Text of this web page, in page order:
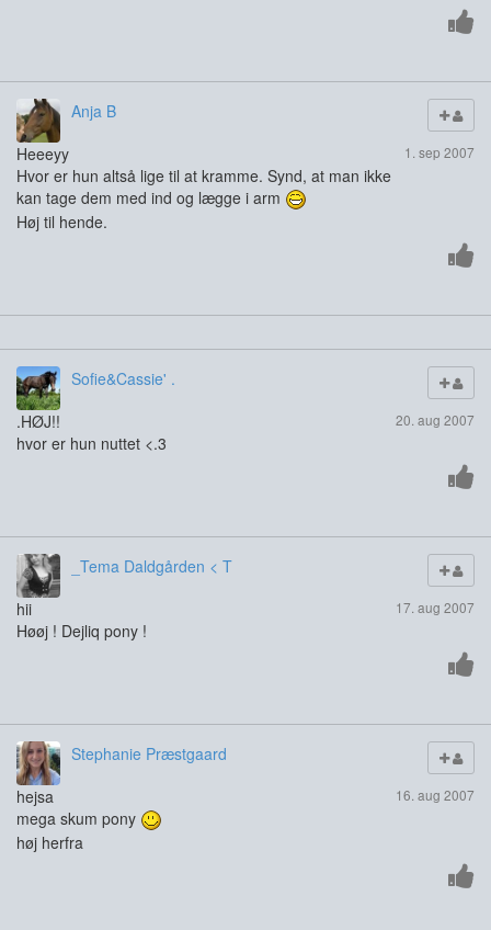
Anja B
1. sep 2007
Heeeyy
Hvor er hun altså lige til at kramme. Synd, at man ikke
kan tage dem med ind og lægge i arm
Høj til hende.
Sofie&Cassie' .
20. aug 2007
.HØJ!!
hvor er hun nuttet <.3
_Tema Daldgården < T
17. aug 2007
hii
Høøj ! Dejliq pony !
Stephanie Præstgaard
16. aug 2007
hejsa
mega skum pony
høj herfra